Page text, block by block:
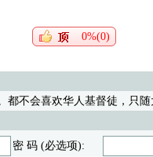
0%(0)
都不会喜欢华人基督徒，只随
密 码 (必选项):